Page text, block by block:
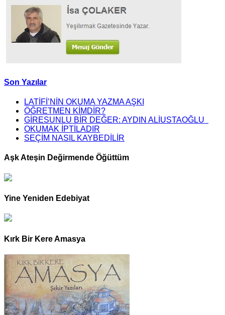
Son Yazılar
LATİFİ’NİN OKUMA YAZMA AŞKI
ÖĞRETMEN KİMDİR?
GİRESUNLU BİR DEĞER: AYDIN ALİUSTAOĞLU
OKUMAK İPTİLADIR
SEÇİM NASIL KAYBEDİLİR
Aşk Ateşin Değirmende Öğüttüm
Yine Yeniden Edebiyat
Kırk Bir Kere Amasya